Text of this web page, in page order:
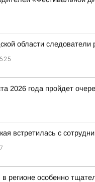
области
2026 года пройдет
встретилась с
регионе особенно